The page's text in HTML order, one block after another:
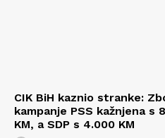
CIK BiH kaznio stranke:
kampanje PSS kažnjena s
KM, a SDP s 4.000 KM